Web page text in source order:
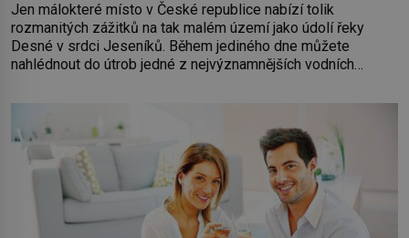
Jen málokteré místo v České republice nabízí tolik
rozmanitých zážitků na tak malém území jako údolí řeky
Desné v srdci Jeseníků. Během jediného dne můžete
nahlédnout do útrob jedné z nejvýznamnějších vodních
koloběžce a den zakončit poznáváním památek ve Velkých